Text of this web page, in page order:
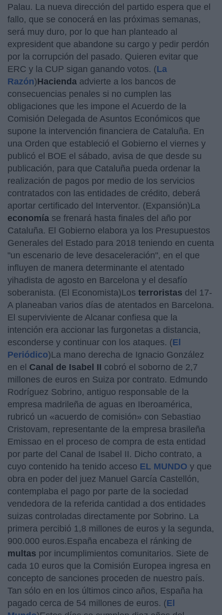
Palau. La nueva dirección del partido espera que el
fallo, que se conocerá en las próximas semanas,
será muy duro, por lo que han planteado al
expresident que abandone su cargo y pedir perdón
por la corrupción del pasado. Quieren evitar que
ERC y la CUP sigan ganando votos. (La
Razón)Hacienda advierte a los bancos de
consecuencias penales si no cumplen las
obligaciones que les impone el Acuerdo de la
Comisión Delegada de Asuntos Económicos que
supone la intervención financiera de Cataluña. En
una Orden que estableció el Gobierno el viernes y
publicó el BOE el sábado, avisa de que desde su
publicación, para que Cataluña pueda ordenar la
realización de pagos por medio de los servicios
contratados con las entidades de crédito, deberá
aportar certificado del Interventor. (Expansión)La
economía se frenará hasta finales del año por
Cataluña. El Gobierno elabora ya los Presupuestos
Generales del Estado para 2018 teniendo en cuenta
"un escenario de leve desaceleración", en el que
influyen de manera determinante el atentado
yihadista de agosto en Barcelona y el desafío
soberanista. (El Economista)Los terroristas del 17-
A planeaban varios días de atentados en Barcelona.
El superviviente de Alcanar confiesa que la
intención era accionar las furgonetas a distancia,
esconderse y continuar con los ataques. (El
Periódico)La mano derecha de Ignacio González
en el Canal de Isabel II cobró el soborno de 2,7
millones de euros en Suiza por contrato. Edmundo
Rodríguez Sobrino, antiguo responsable de la
empresa madrileña de aguas en Iberoamérica,
rubricó un «acuerdo de comisión» con Sebastiao
Cristovam, representante de la empresa brasileña
Emissao en el proceso de compra de esta entidad
por parte del Canal de Isabel II. Dicho contrato, a
cuyo contenido ha tenido acceso EL MUNDO y que
obra en poder del juez Manuel García Castellón,
contemplaba el pago por parte de la sociedad
vendedora de la referida cantidad a dos entidades
suizas controladas directamente por Sobrino. La
primera percibió 1,8 millones de euros y la segunda,
900.000 euros.España encabeza el ránking de
multas por incumplimientos comunitarios. Siete de
cada 10 euros que la Comisión Europea ingresa en
concepto de sanciones proceden de nuestro país.
Tan sólo en en los últimos cinco años, España ha
pagado cerca de 54 millones de euros. (El